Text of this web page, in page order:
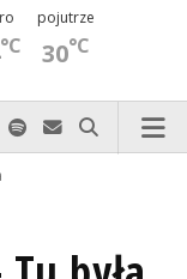
°C
pojutrze
30°C
nas zadzwoń
Facebook-u
na Xnas na Instagram-ie
Odwiedź nas na TikTok-u
Szukaj nas na Spotify
Wyślij do nas
Szukaj